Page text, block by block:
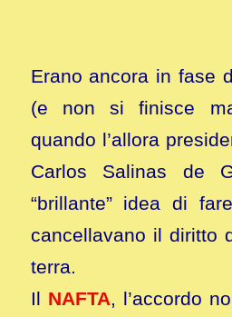
Erano ancora in fase
(e non si finisce
quando l’allora
Carlos Salinas de
“brillante” idea di
cancellavano il diritto
terra.
Il NAFTA, l’accordo